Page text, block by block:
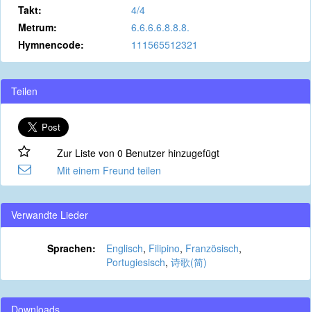
Takt:
4/4
Metrum:
6.6.6.6.8.8.8.
Hymnencode:
111565512321
Teilen
Zur Liste von 0 Benutzer hinzugefügt
Mit einem Freund teilen
Verwandte Lieder
Sprachen: Englisch, Filipino, Französisch,
Portugiesisch, 诗歌(简)
Downloads